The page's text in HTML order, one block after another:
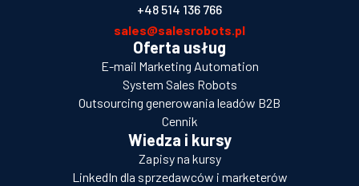
+48 514 136 766
sales@salesrobots.pl
Oferta usług
E-mail Marketing Automation
System Sales Robots
Outsourcing generowania leadów B2B
Cennik
Wiedza i kursy
Zapisy na kursy
LinkedIn dla sprzedawców i marketerów